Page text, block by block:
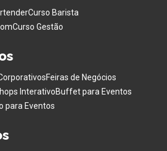
Curso Barista
Curso Gestão
Feiras de Negócios
InterativoBuffet para Eventos
para Eventos